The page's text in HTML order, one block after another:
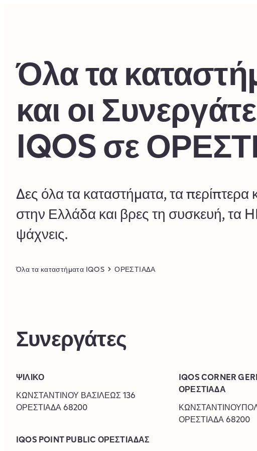
Όλα τα
και οι
IQOS σε
Δες όλα τα καταστήματα, τα
στην Ελλάδα και βρες τη συσκευή, τα
ψάχνεις.
Όλα τα καταστήματα IQOS ΟΡΕΣΤΙΑΔΑ
Συνεργάτες
ΨΙΛΙΚΟ
‎ΚΩΝΣΤΑΝΤΙΝΟΥ ΒΑΣΙΛΕΩΣ 136
ΟΡΕΣΤΙΑΔΑ68200
IQOS POINT PUBLIC ΟΡΕΣΤΙΑΔΑΣ
IQOS CORNER
ΟΡΕΣΤΙΑΔΑ
ΟΡΕΣΤΙΑΔΑ68200